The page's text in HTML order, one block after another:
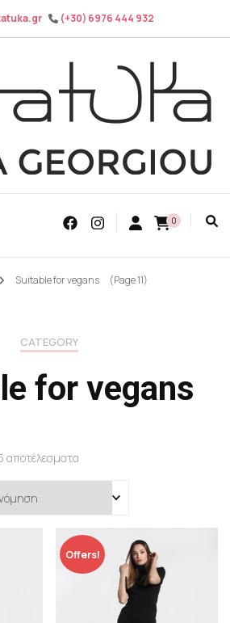
(+30) 6976 444 932
0
Suitable for vegans (Page 11)
CATEGORY
for vegans
αποτέλεσματα
Offers!